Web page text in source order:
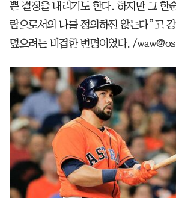
쁜 결정을 내리기도 한다. 하지만 그 한
람으로서의 나를 정의하진 않는다”고
덮으려는 비겁한 변명이었다. /